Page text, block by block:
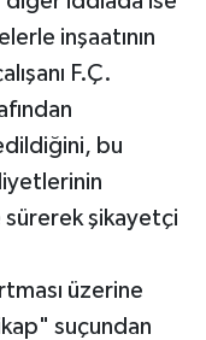
inşaatının
F.Ç.
bu
sürerek şikayetçi
üzerine
suçundan